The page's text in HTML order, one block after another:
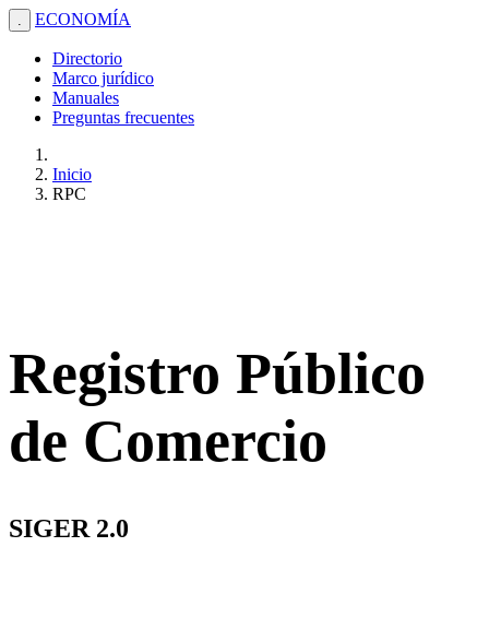
. ECONOMÍA
Directorio
Marco jurídico
Manuales
Preguntas frecuentes
Inicio
RPC
Registro Público
de Comercio
SIGER 2.0